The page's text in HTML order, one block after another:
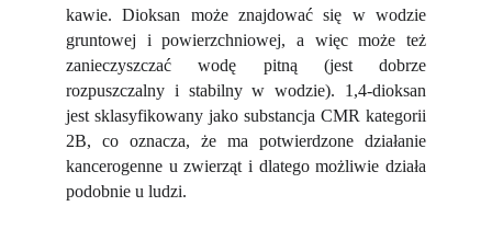
kawie. Dioksan może znajdować się w wodzie
gruntowej i powierzchniowej, a więc może też
zanieczyszczać wodę pitną (jest dobrze
rozpuszczalny i stabilny w wodzie). 1,4-dioksan
jest sklasyfikowany jako substancja CMR kategorii
2B, co oznacza, że ma potwierdzone działanie
kancerogenne u zwierząt i dlatego możliwie działa
podobnie u ludzi.